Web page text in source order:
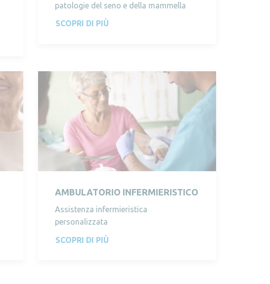
patologie del seno e della mammella
SCOPRI DI PIÙ
AMBULATORIO INFERMIERISTICO
Assistenza infermieristica
personalizzata
SCOPRI DI PIÙ